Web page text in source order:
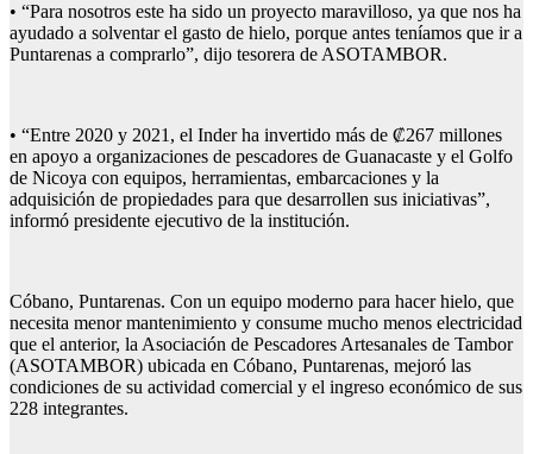
• “Para nosotros este ha sido un proyecto maravilloso, ya que nos ha
ayudado a solventar el gasto de hielo, porque antes teníamos que ir a
Puntarenas a comprarlo”, dijo tesorera de ASOTAMBOR.
• “Entre 2020 y 2021, el Inder ha invertido más de ₡267 millones
en apoyo a organizaciones de pescadores de Guanacaste y el Golfo
de Nicoya con equipos, herramientas, embarcaciones y la
adquisición de propiedades para que desarrollen sus iniciativas”,
informó presidente ejecutivo de la institución.
Cóbano, Puntarenas. Con un equipo moderno para hacer hielo, que
necesita menor mantenimiento y consume mucho menos electricidad
que el anterior, la Asociación de Pescadores Artesanales de Tambor
(ASOTAMBOR) ubicada en Cóbano, Puntarenas, mejoró las
condiciones de su actividad comercial y el ingreso económico de sus
228 integrantes.